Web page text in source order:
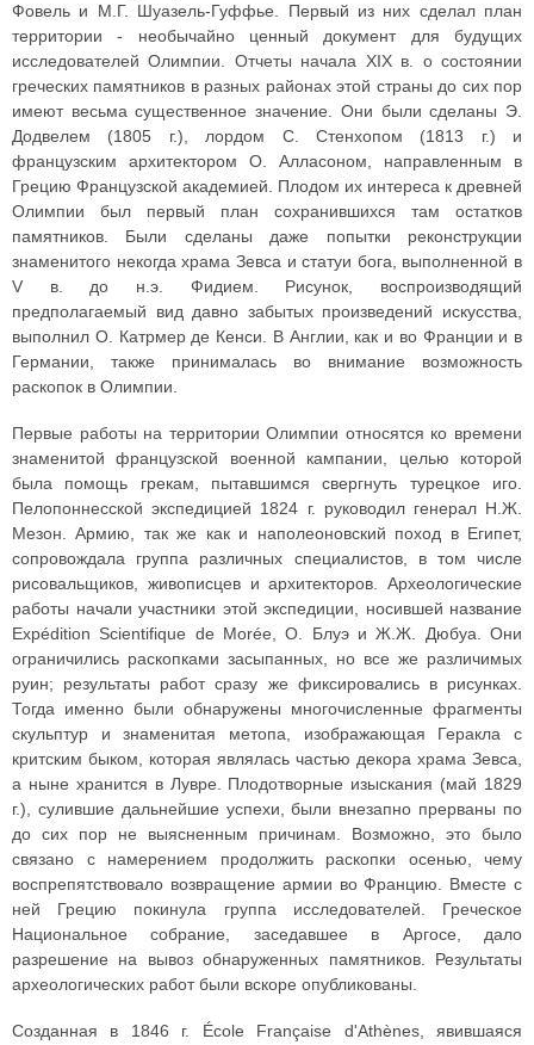
Фовель и М.Г. Шуазель-Гуффье. Первый из них сделал план
территории - необычайно ценный документ для будущих
исследователей Олимпии. Отчеты начала XIX в. о состоянии
греческих памятников в разных районах этой страны до сих пор
имеют весьма существенное значение. Они были сделаны Э.
Додвелем (1805 г.), лордом С. Стенхопом (1813 г.) и
французским архитектором О. Алласоном, направленным в
Грецию Французской академией. Плодом их интереса к древней
Олимпии был первый план сохранившихся там остатков
памятников. Были сделаны даже попытки реконструкции
знаменитого некогда храма Зевса и статуи бога, выполненной в
V в. до н.э. Фидием. Рисунок, воспроизводящий
предполагаемый вид давно забытых произведений искусства,
выполнил О. Катрмер де Кенси. В Англии, как и во Франции и в
Германии, также принималась во внимание возможность
раскопок в Олимпии.
Первые работы на территории Олимпии относятся ко времени
знаменитой французской военной кампании, целью которой
была помощь грекам, пытавшимся свергнуть турецкое иго.
Пелопоннесской экспедицией 1824 г. руководил генерал Н.Ж.
Мезон. Армию, так же как и наполеоновский поход в Египет,
сопровождала группа различных специалистов, в том числе
рисовальщиков, живописцев и архитекторов. Археологические
работы начали участники этой экспедиции, носившей название
Expédition Scientifique de Morée, О. Блуэ и Ж.Ж. Дюбуа. Они
ограничились раскопками засыпанных, но все же различимых
руин; результаты работ сразу же фиксировались в рисунках.
Тогда именно были обнаружены многочисленные фрагменты
скульптур и знаменитая метопа, изображающая Геракла с
критским быком, которая являлась частью декора храма Зевса,
а ныне хранится в Лувре. Плодотворные изыскания (май 1829
г.), сулившие дальнейшие успехи, были внезапно прерваны по
до сих пор не выясненным причинам. Возможно, это было
связано с намерением продолжить раскопки осенью, чему
воспрепятствовало возвращение армии во Францию. Вместе с
ней Грецию покинула группа исследователей. Греческое
Национальное собрание, заседавшее в Аргосе, дало
разрешение на вывоз обнаруженных памятников. Результаты
археологических работ были вскоре опубликованы.
Созданная в 1846 г. École Française d'Athènes, явившаяся